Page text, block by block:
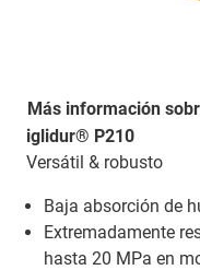
iglidur® P210
Versátil & robusto
Baja absorción de
Extremadamente
hasta 20 MPa en
Más información